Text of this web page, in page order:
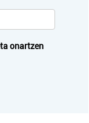
onartzen